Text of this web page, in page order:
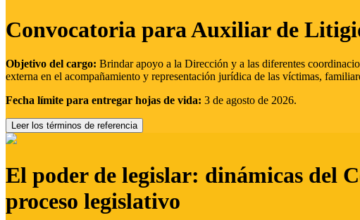
Convocatoria para Auxiliar de
Objetivo del cargo: Brindar apoyo a la Dirección y a las diferentes
externa en el acompañamiento y representación jurídica de las víctimas,
Fecha límite para entregar hojas de vida: 3 de agosto de 2026.
Leer los términos de referencia
El poder de legislar: dinámicas del
proceso legislativo